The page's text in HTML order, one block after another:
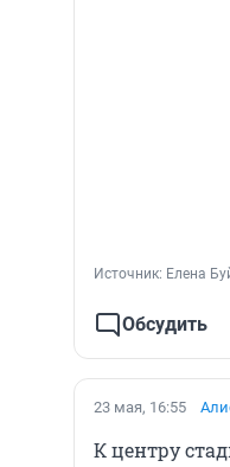
Источник: Елена
Обсудить
23 мая, 16:55
К центру